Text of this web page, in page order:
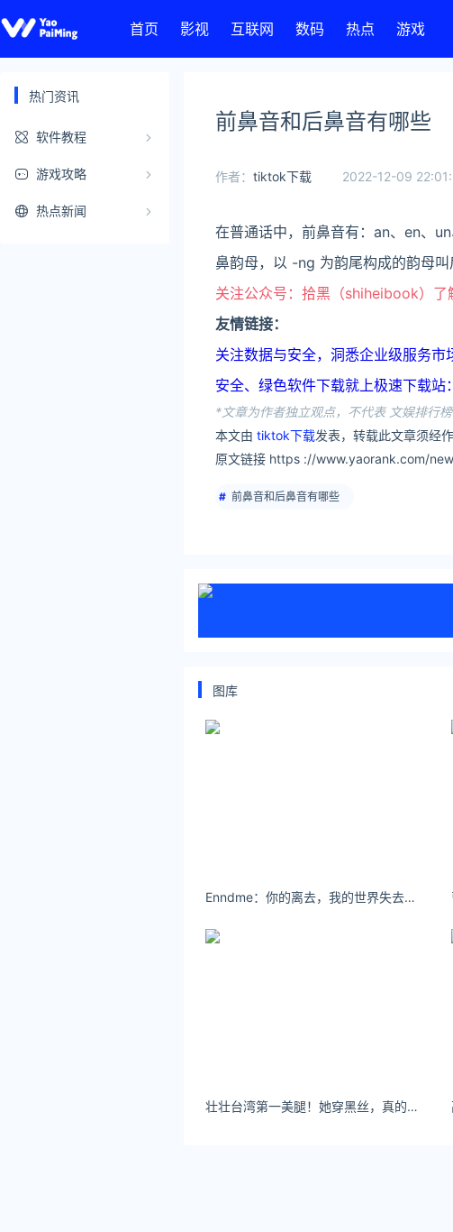
首页 影视 互联网 数码 热点 游戏
热门资讯
软件教程
游戏攻略
热点新闻
前鼻音和后鼻音有哪些
作者： tiktok下载 2022-12-09
在普通话中，前鼻音有：an、en、
鼻韵母，以 -ng 为韵尾构成的韵母叫
关注公众号：拾黑（shiheibook）了
友情链接：
关注数据与安全，洞悉企业级服务
安全、绿色软件下载就上极速下载
*文章为作者独立观点，不代表 文娱排行
本文由 tiktok下载发表，转载此文章须经
原文链接 https ://www.yaorank.com/
前鼻音和后鼻音有哪些
图库
Enndme：你的离去，我的世界失去色彩。
壮壮台湾第一美腿！她穿黑丝，真的绝了